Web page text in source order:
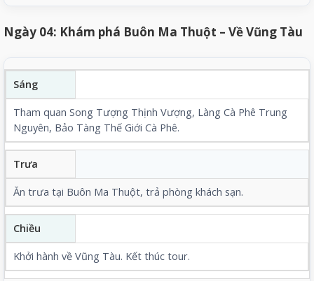
Ngày 04: Khám phá Buôn Ma Thuột – Về Vũng Tàu
Sáng
Tham quan Song Tượng Thịnh Vượng, Làng Cà Phê Trung
Nguyên, Bảo Tàng Thế Giới Cà Phê.
Trưa
Ăn trưa tại Buôn Ma Thuột, trả phòng khách sạn.
Chiều
Khởi hành về Vũng Tàu. Kết thúc tour.